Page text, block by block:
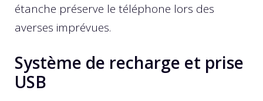
étanche préserve le téléphone lors des
averses imprévues.
Système de recharge et prise
USB